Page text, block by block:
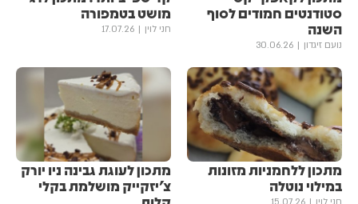
סטודנטים חמודים לסוף
השנה
נועם זיגדון 30.06.26
מושט בטמפורה
חני לוין 17.07.26
מתכון ללחמניות מזונות
במילוי נוטלה
מתכון לעוגת גבינה ניו יורק
צ'יזקייק מושלמת בקלי